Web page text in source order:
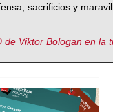
sacrificios y
de Viktor Bologan en la